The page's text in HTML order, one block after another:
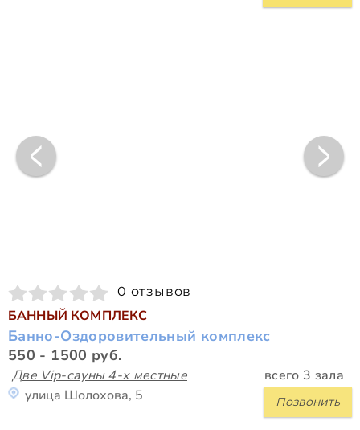
0 отзывов
БАННЫЙ КОМПЛЕКС
Банно-Оздоровительный комплекс
550 - 1500 руб.
Две Vip-сауны 4-х местные всего 3 зала
Позвонить
улица Шолохова, 5